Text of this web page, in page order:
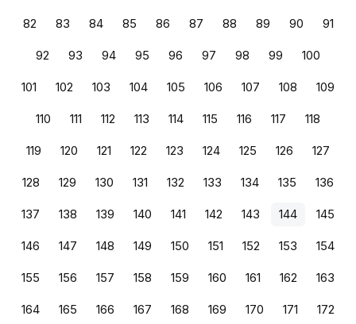
82 83 84 85 86 87 88 89 90 91
92 93 94 95 96 97 98 99 100
101 102 103 104 105 106 107 108 109
110 111 112 113 114 115 116 117 118
119 120 121 122 123 124 125 126 127
128 129 130 131 132 133 134 135 136
137 138 139 140 141 142 143 144 145
146 147 148 149 150 151 152 153 154
155 156 157 158 159 160 161 162 163
164 165 166 167 168 169 170 171 172